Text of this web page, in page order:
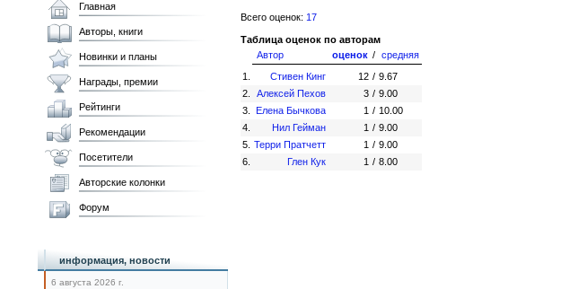
Всего оценок: 17
Таблица оценок по авторам
Автор
оценок / средняя
1.
Стивен Кинг 12 / 9.67
2.
Алексей Пехов 3 / 9.00
3.
Елена Бычкова 1 / 10.00
4.
Нил Гейман 1 / 9.00
5. Терри Пратчетт 1 / 9.00
6.
Глен Кук 1 / 8.00
Главная
Авторы, книги
Новинки и планы
Награды, премии
Рейтинги
Рекомендации
Посетители
Авторские колонки
Форум
информация, новости
6 августа 2026 г.